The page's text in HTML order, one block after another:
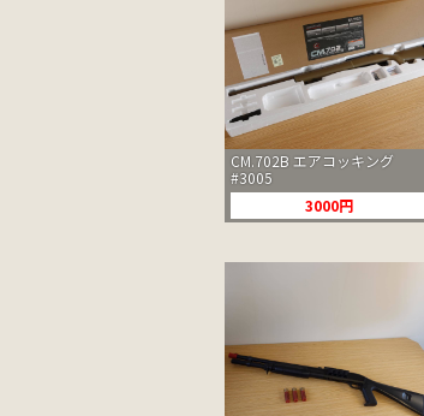
CM.702B エアコッキング
#3005
3000円